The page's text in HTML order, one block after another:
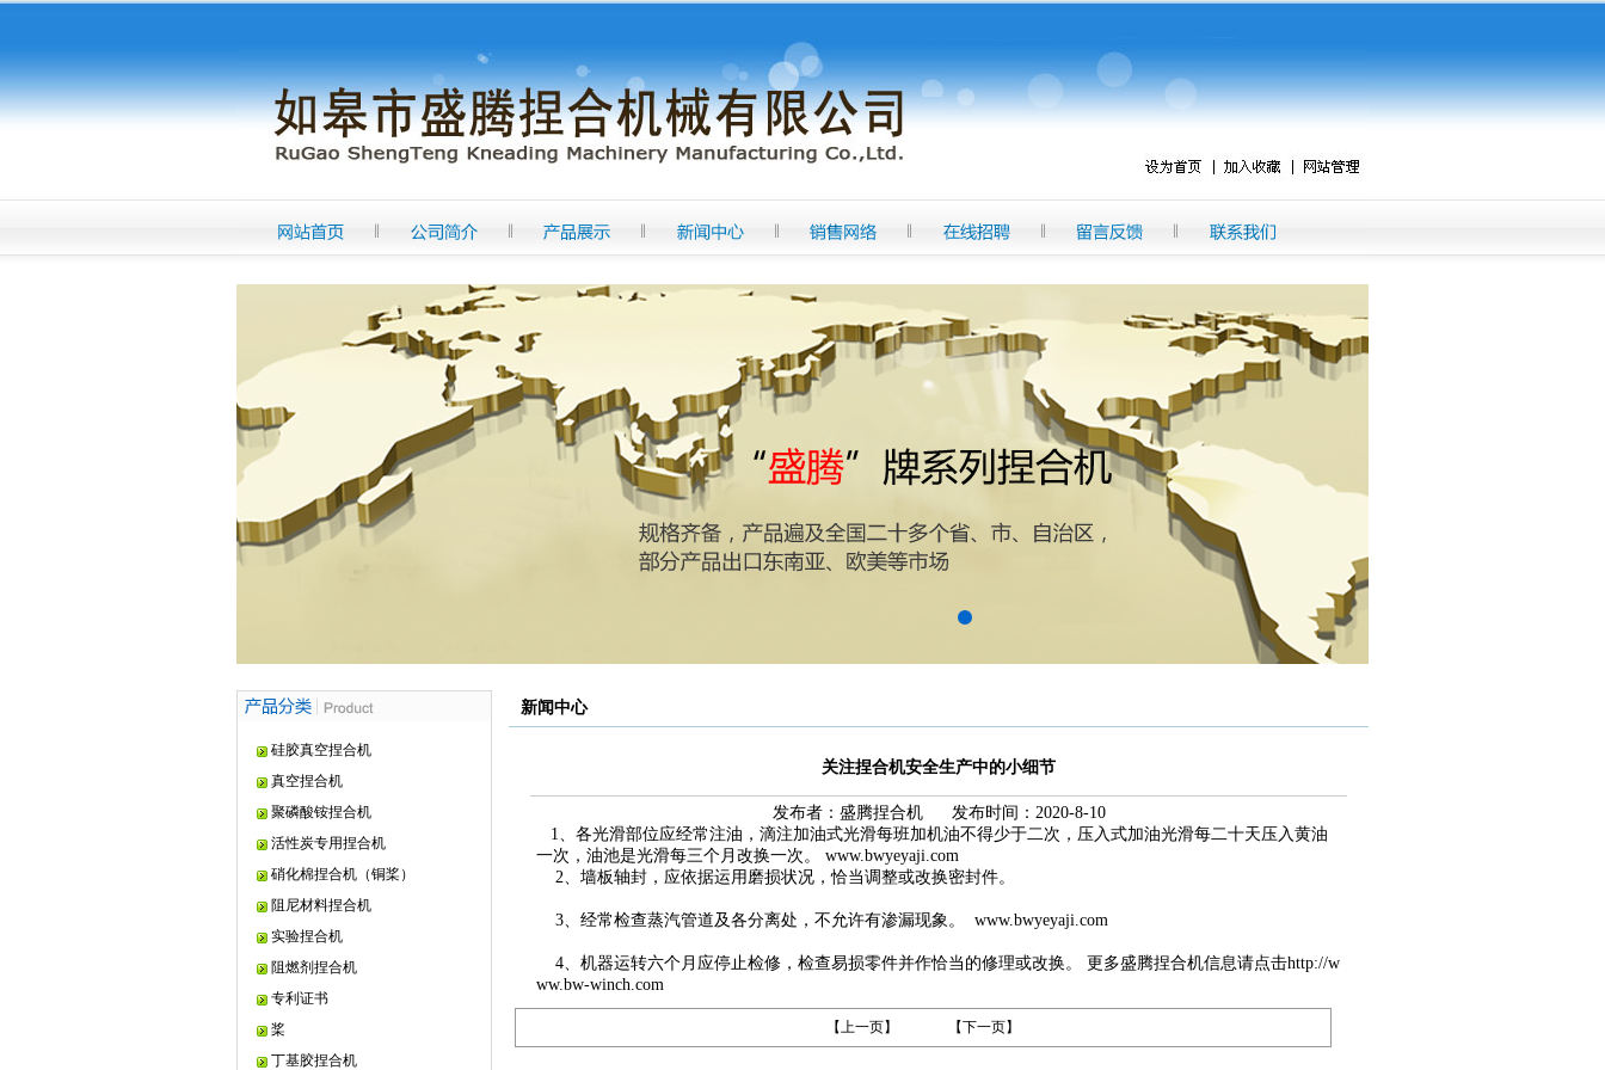
硅胶真空捏合机
真空捏合机
聚磷酸铵捏合机
活性炭专用捏合机
硝化棉捏合机（铜桨）
阻尼材料捏合机
实验捏合机
阻燃剂捏合机
专利证书
桨
丁基胶捏合机
新闻中心
关注捏合机安全生产中的小细节
发布者：盛腾捏合机 发布时间：2020-8-10
1、各光滑部位应经常注油，滴注加油式光滑每班加机油不得少于二次，压入式加油光滑每二十天压入黄油
一次，油池是光滑每三个月改换一次。 www.bwyeyaji.com
2、墙板轴封，应依据运用磨损状况，恰当调整或改换密封件。
3、经常检查蒸汽管道及各分离处，不允许有渗漏现象。 www.bwyeyaji.com
4、机器运转六个月应停止检修，检查易损零件并作恰当的修理或改换。 更多盛腾捏合机信息请点击http://w
ww.bw-winch.com
【上一页】 【下一页】